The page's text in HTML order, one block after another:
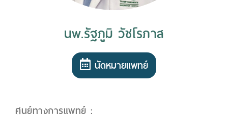
นพ.รัฐภูมิ วัชโรภาส
นัดหมายแพทย์
ศูนย์ทางการแพทย์ :